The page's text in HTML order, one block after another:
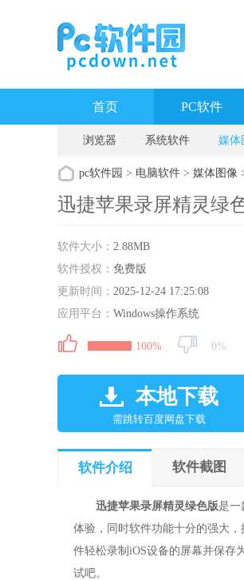
首页 PC软件
浏览器 系统软件 媒体
pc软件园 > 电脑软件 > 媒体图像
迅捷苹果录屏精灵绿
软件大小： 2.88MB
软件授权： 免费版
更新时间： 2025-12-24 17:25:08
应用平台： Windows操作系统
100% 0%
本地下载
需跳转百度网盘下载
软件介绍 软件截图
迅捷苹果录屏精灵绿色版是一
体验，同时软件功能十分的强大
件轻松录制iOS设备的屏幕并保存
试吧。